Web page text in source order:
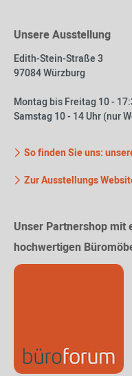
Unsere Ausstellung
Edith-Stein-Straße 3
97084 Würzburg
Montag bis Freitag 10 -
Samstag 10 - 14 Uhr (nur
So finden Sie uns:
Zur Ausstellungs
Unser Partnershop mit
hochwertigen